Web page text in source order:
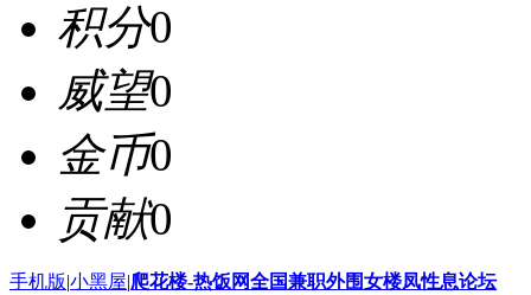
积分0
威望0
金币0
贡献0
手机版|小黑屋|爬花楼-热饭网全国兼职外围女楼凤性息论坛